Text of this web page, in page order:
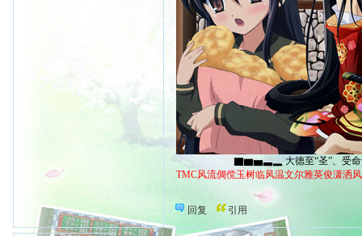
▇▆▅▃▂ 大德至“圣”、受命于“
TMC风流倜傥玉树临风温文尔雅英俊潇洒
回复 引用